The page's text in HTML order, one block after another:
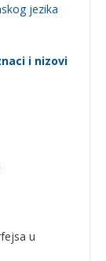
jezika
i nizovi
u